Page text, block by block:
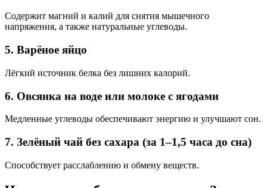
Содержит магний и калий для снятия мышечного
напряжения, а также натуральные углеводы.
5. Варёное яйцо
Лёгкий источник белка без лишних калорий.
6. Овсянка на воде или молоке с ягодами
Медленные углеводы обеспечивают энергию и улучшают сон.
7. Зелёный чай без сахара (за 1–1,5 часа до сна)
Способствует расслаблению и обмену веществ.